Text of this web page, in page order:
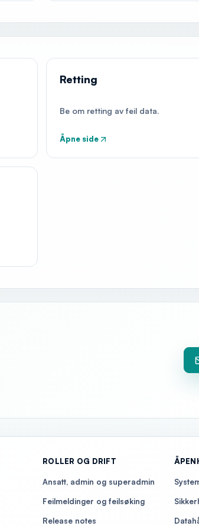
Retting
Be om retting av feil data.
Åpne side
ROLLER OG DRIFT
Ansatt, admin og superadmin
Feilmeldinger og feilsøking
Release notes